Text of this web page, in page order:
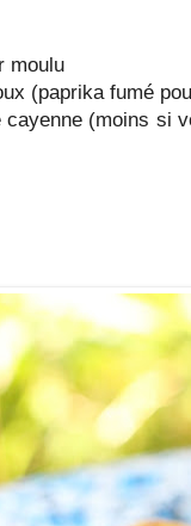
moulu
(paprika fumé
(moins si